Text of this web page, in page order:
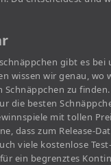
gibt es bei
wissen wir genau, wo
Schnäppchen zu
die besten
mit tollen
dass zum Release-
viele kostenlose
ein begrenztes